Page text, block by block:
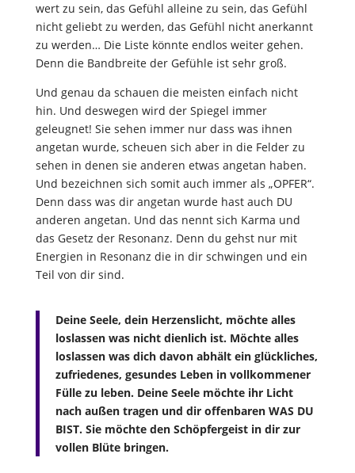
wert zu sein, das Gefühl alleine zu sein, das Gefühl
nicht geliebt zu werden, das Gefühl nicht anerkannt
zu werden… Die Liste könnte endlos weiter gehen.
Denn die Bandbreite der Gefühle ist sehr groß.
Und genau da schauen die meisten einfach nicht
hin. Und deswegen wird der Spiegel immer
geleugnet! Sie sehen immer nur dass was ihnen
angetan wurde, scheuen sich aber in die Felder zu
sehen in denen sie anderen etwas angetan haben.
Und bezeichnen sich somit auch immer als „OPFER“.
Denn dass was dir angetan wurde hast auch DU
anderen angetan. Und das nennt sich Karma und
das Gesetz der Resonanz. Denn du gehst nur mit
Energien in Resonanz die in dir schwingen und ein
Teil von dir sind.
Deine Seele, dein Herzenslicht, möchte alles
loslassen was nicht dienlich ist. Möchte alles
loslassen was dich davon abhält ein glückliches,
zufriedenes, gesundes Leben in vollkommener
Fülle zu leben. Deine Seele möchte ihr Licht
nach außen tragen und dir offenbaren WAS DU
BIST. Sie möchte den Schöpfergeist in dir zur
vollen Blüte bringen.